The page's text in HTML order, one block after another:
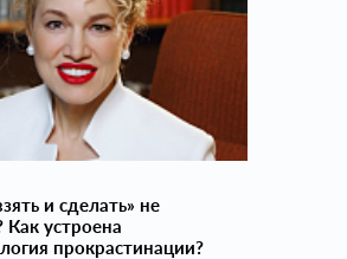
и сделать» не
Как устроена
прокраcтинации?